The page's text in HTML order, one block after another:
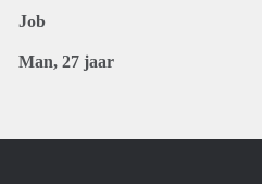
Job
Man, 27 jaar